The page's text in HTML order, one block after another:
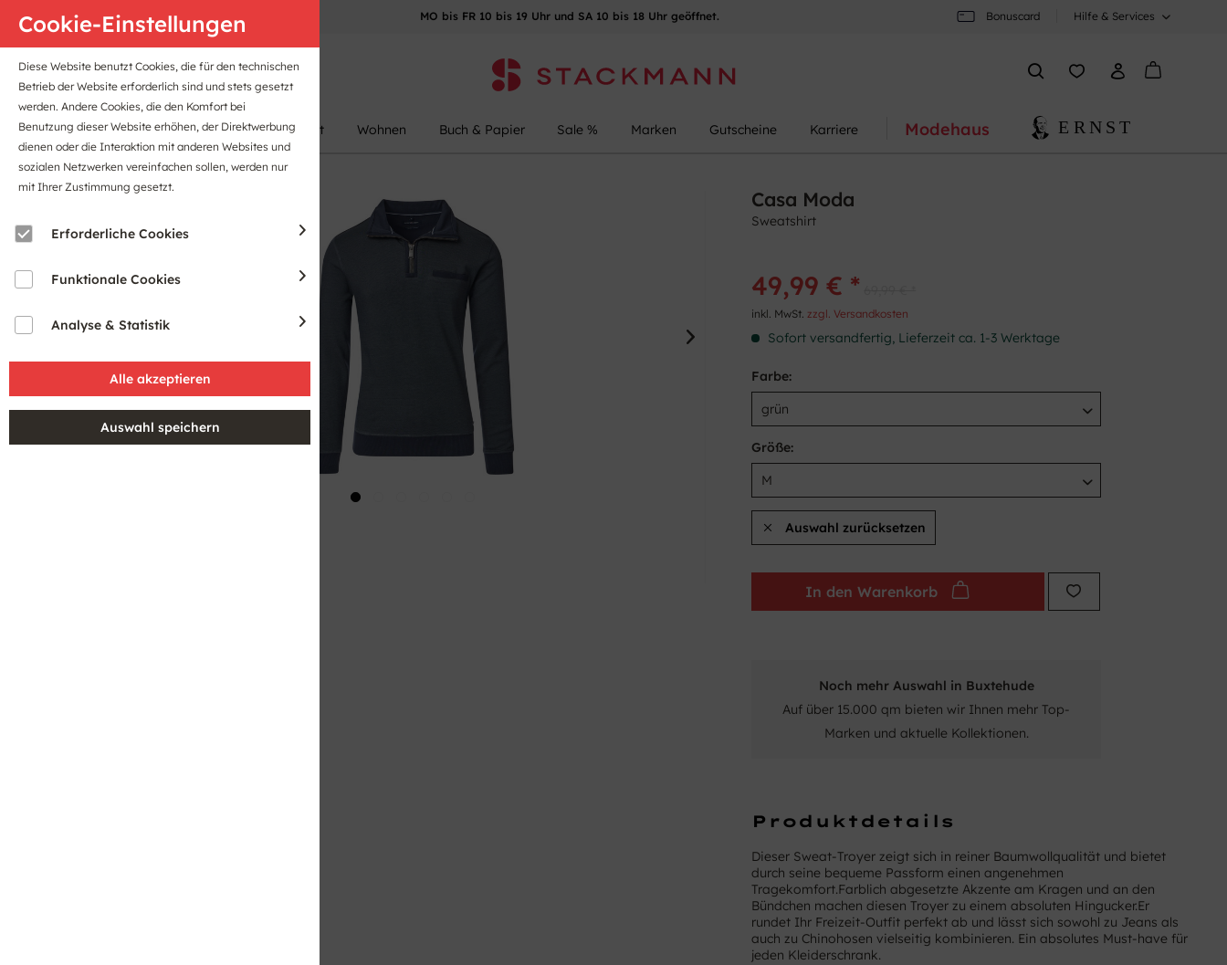
Anfahrt B2B-Portal MO bis FR 10 bis 19 Uhr und SA 10 bis 18 Uhr geöffnet. Bonuscard Hilfe & Services
Damen Herren Kinder Sport Wohnen Buch & Papier Sale % Marken Gutscheine Karriere Modehaus
Cookie-Einstellungen
Diese Website benutzt Cookies, die für den technischen
Betrieb der Website erforderlich sind und stets gesetzt
werden. Andere Cookies, die den Komfort bei
Benutzung dieser Website erhöhen, der Direktwerbung
dienen oder die Interaktion mit anderen Websites und
sozialen Netzwerken vereinfachen sollen, werden nur
mit Ihrer Zustimmung gesetzt.
Erforderliche Cookies
Funktionale Cookies
Analyse & Statistik
Casa Moda
Sweatshirt
49,99 € *
inkl. MwSt.zzgl. Versandkosten
Sofort versandfertig, Lieferzeit ca. 1-3 Werktage
Farbe:
Größe:
Auswahl zurücksetzen
In den Warenkorb
Noch mehr Auswahl in Buxtehude
Auf über 15.000 qm bieten wir Ihnen mehr Top-
Marken und aktuelle Kollektionen.
Produktdetails
Dieser Sweat-Troyer zeigt sich in reiner Baumwollqualität und bietet
durch seine bequeme Passform einen angenehmen
Tragekomfort.Farblich abgesetzte Akzente am Kragen und an den
Bündchen machen diesen Troyer zu einem absoluten Hingucker.Er
rundet Ihr Freizeit-Outfit perfekt ab und lässt sich sowohl zu Jeans als
auch zu Chinohosen vielseitig kombinieren. Ein absolutes Must-have für
jeden Kleiderschrank.